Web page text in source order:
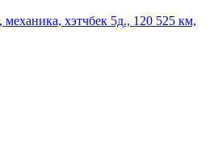
хэтчбек 5д., 120 525 км,